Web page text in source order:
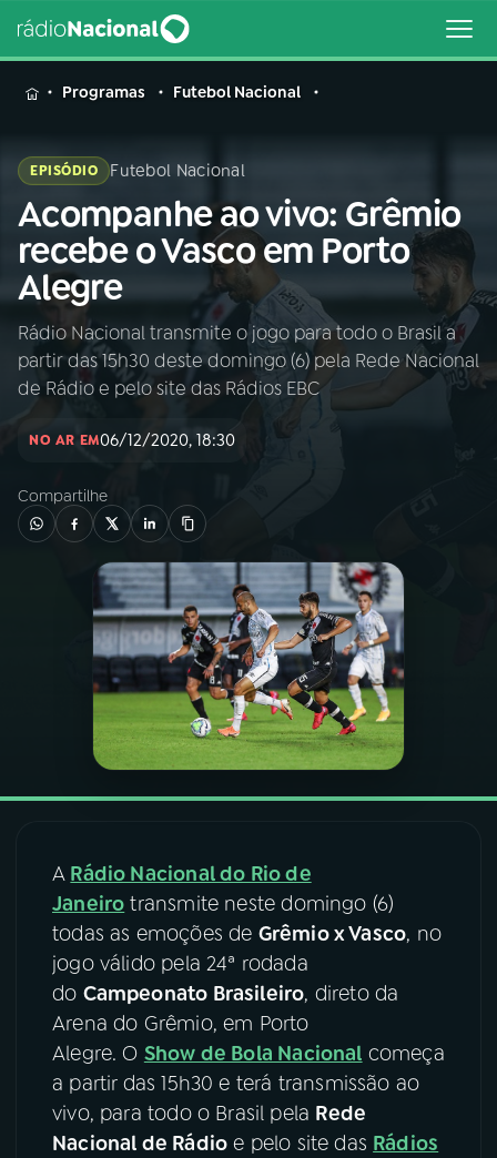
MENU
Buscar
na
Rádio
Nacional
Buscar
AO VIVO
INÍCIO
PROGRAMAS
PODCASTS
VIDEOCASTS
08FESTIVAL DE MÚSICA
ACOMPANHE A RÁDIO NACIONAL
YouTube Facebook
Instagram X
TikTok
Programas Futebol Nacional
EPISÓDIO Futebol Nacional
Acompanhe ao vivo: Grêmio
recebe o Vasco em Porto
Alegre
Rádio Nacional transmite o jogo para todo o Brasil a
partir das 15h30 deste domingo (6) pela Rede Nacional
de Rádio e pelo site das Rádios EBC
NO AR EM06/12/2020, 18:30
Compartilhe
A Rádio Nacional do Rio de
Janeiro transmite neste domingo (6)
todas as emoções de Grêmio x Vasco, no
jogo válido pela 24ª rodada
do Campeonato Brasileiro, direto da
Arena do Grêmio, em Porto
Alegre. O Show de Bola Nacional começa
a partir das 15h30 e terá transmissão ao
vivo, para todo o Brasil pela Rede
Nacional de Rádio e pelo site das Rádios